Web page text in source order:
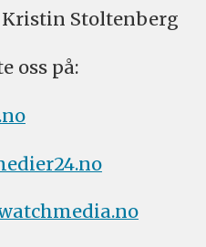
Kristin Stoltenberg
oss på: